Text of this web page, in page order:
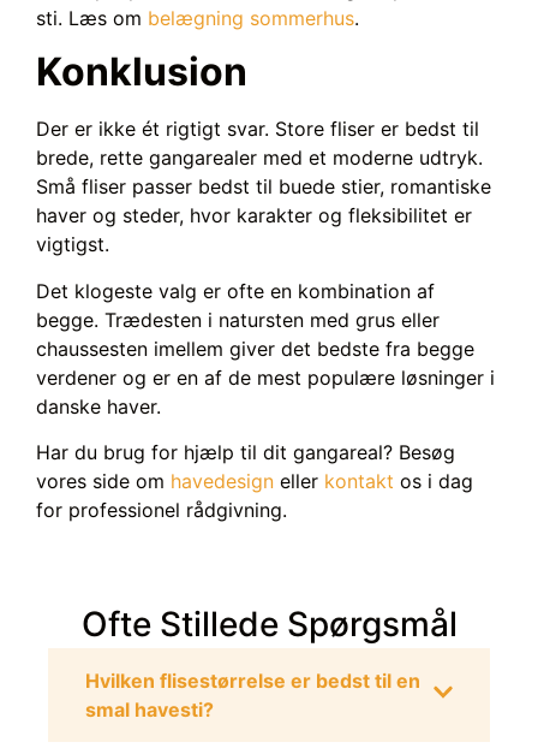
sti. Læs om belægning sommerhus.
Konklusion
Der er ikke ét rigtigt svar. Store fliser er bedst til
brede, rette gangarealer med et moderne udtryk.
Små fliser passer bedst til buede stier, romantiske
haver og steder, hvor karakter og fleksibilitet er
vigtigst.
Det klogeste valg er ofte en kombination af
begge. Trædesten i natursten med grus eller
chaussesten imellem giver det bedste fra begge
verdener og er en af de mest populære løsninger i
danske haver.
Har du brug for hjælp til dit gangareal? Besøg
vores side om havedesign eller kontakt os i dag
for professionel rådgivning.
Ofte Stillede Spørgsmål
Hvilken flisestørrelse er bedst til en
smal havesti?